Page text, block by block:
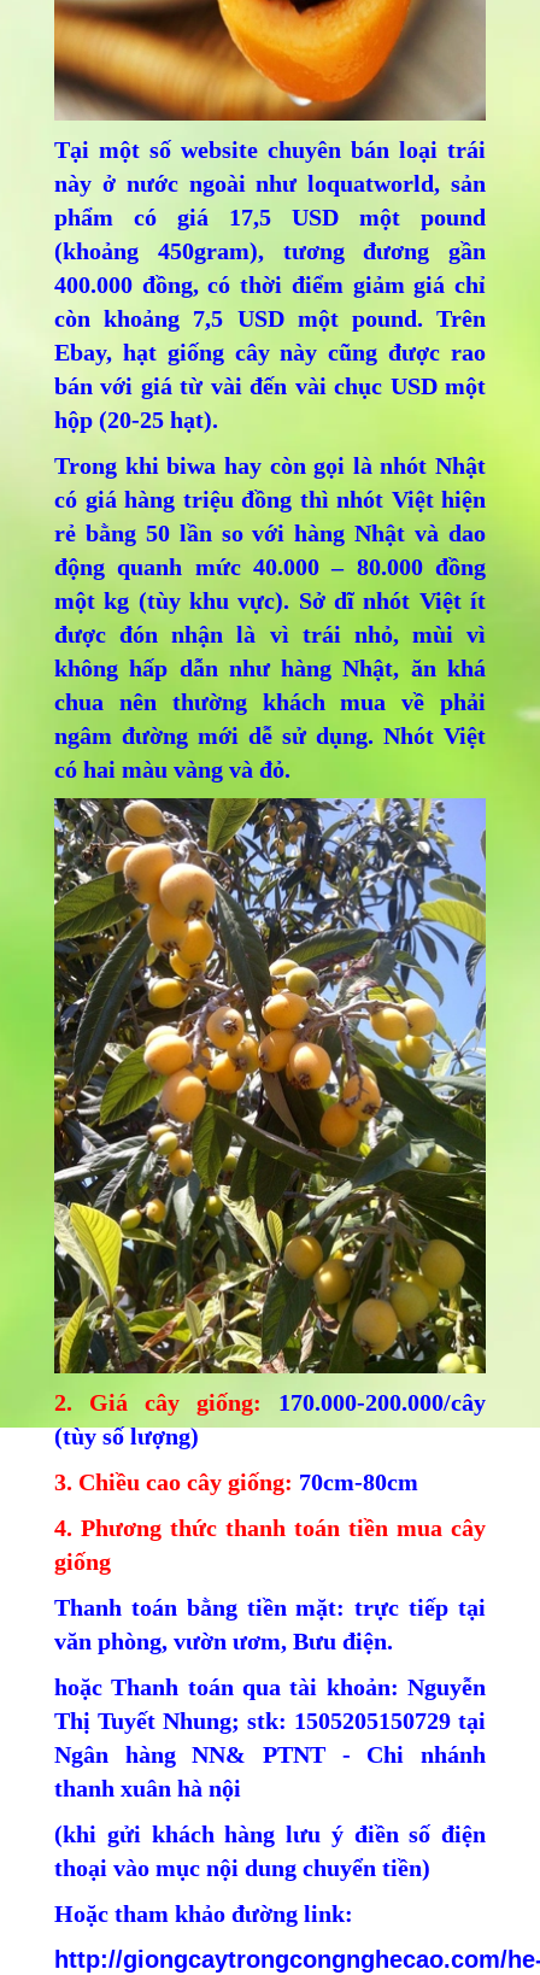
Tại một số website chuyên bán loại trái
này ở nước ngoài như loquatworld, sản
phẩm có giá 17,5 USD một pound
(khoảng 450gram), tương đương gần
400.000 đồng, có thời điểm giảm giá chỉ
còn khoảng 7,5 USD một pound. Trên
Ebay, hạt giống cây này cũng được rao
bán với giá từ vài đến vài chục USD một
hộp (20-25 hạt).
Trong khi biwa hay còn gọi là nhót Nhật
có giá hàng triệu đồng thì nhót Việt hiện
rẻ bằng 50 lần so với hàng Nhật và dao
động quanh mức 40.000 – 80.000 đồng
một kg (tùy khu vực). Sở dĩ nhót Việt ít
được đón nhận là vì trái nhỏ, mùi vì
không hấp dẫn như hàng Nhật, ăn khá
chua nên thường khách mua về phải
ngâm đường mới dễ sử dụng. Nhót Việt
có hai màu vàng và đỏ.
2. Giá cây giống: 170.000-200.000/cây
(tùy số lượng)
3. Chiều cao cây giống: 70cm-80cm
4. Phương thức thanh toán tiền mua cây
giống
Thanh toán bằng tiền mặt: trực tiếp tại
văn phòng, vườn ươm, Bưu điện.
hoặc Thanh toán qua tài khoản: Nguyễn
Thị Tuyết Nhung; stk: 1505205150729 tại
Ngân hàng NN& PTNT - Chi nhánh
thanh xuân hà nội
(khi gửi khách hàng lưu ý điền số điện
thoại vào mục nội dung chuyển tiền)
Hoặc tham khảo đường link:
http://giongcaytrongcongnghecao.com/